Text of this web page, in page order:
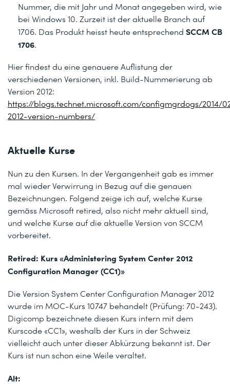
Nummer, die mit Jahr und Monat angegeben wird, wie
bei Windows 10. Zurzeit ist der aktuelle Branch auf
1706. Das Produkt heisst heute entsprechend SCCM CB
1706.
Hier findest du eine genauere Auflistung der
verschiedenen Versionen, inkl. Build-Nummerierung ab
Version 2012:
https://blogs.technet.microsoft.com/configmgrdogs/2014/
2012-version-numbers/
Aktuelle Kurse
Nun zu den Kursen. In der Vergangenheit gab es immer
mal wieder Verwirrung in Bezug auf die genauen
Bezeichnungen. Folgend zeige ich auf, welche Kurse
gemäss Microsoft retired, also nicht mehr aktuell sind,
und welche Kurse auf die aktuelle Version von SCCM
vorbereitet.
Retired: Kurs «Administering System Center 2012
Configuration Manager (CC1)»
Die Version System Center Configuration Manager 2012
wurde im MOC-Kurs 10747 behandelt (Prüfung: 70-243).
Digicomp bezeichnete diesen Kurs intern mit dem
Kurscode «CC1», weshalb der Kurs in der Schweiz
vielleicht auch unter dieser Abkürzung bekannt ist. Der
Kurs ist nun schon eine Weile veraltet.
Alt: